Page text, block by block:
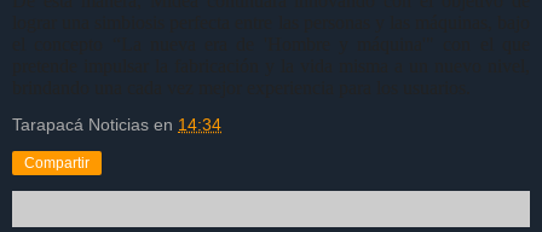
Tarapacá Noticias en 14:34
Compartir